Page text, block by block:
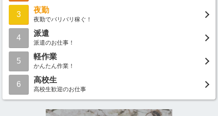
3
夜勤
夜勤でバリバリ稼ぐ！
4
派遣
派遣のお仕事！
5
軽作業
かんたん作業！
6
高校生
高校生歓迎のお仕事